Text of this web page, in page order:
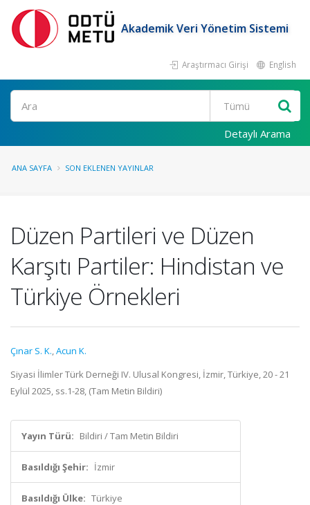
Akademik Veri Yönetim Sistemi
Araştırmacı Girişi English
Ara
Detaylı Arama
ANA SAYFA SON EKLENEN YAYINLAR
Düzen Partileri ve Düzen
Karşıtı Partiler: Hindistan ve
Türkiye Örnekleri
Çınar S. K.,Acun K.
Siyasi İlimler Türk Derneği IV. Ulusal Kongresi, İzmir, Türkiye, 20 - 21
Eylül 2025, ss.1-28, (Tam Metin Bildiri)
Yayın Türü: Bildiri / Tam Metin Bildiri
Basıldığı Şehir: İzmir
Basıldığı Ülke: Türkiye